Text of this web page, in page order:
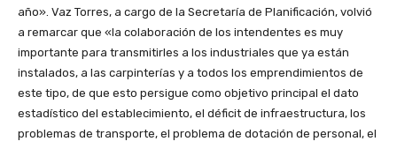
año». Vaz Torres, a cargo de la Secretaría de Planificación, volvió
a remarcar que «la colaboración de los intendentes es muy
importante para transmitirles a los industriales que ya están
instalados, a las carpinterías y a todos los emprendimientos de
este tipo, de que esto persigue como objetivo principal el dato
estadístico del establecimiento, el déficit de infraestructura, los
problemas de transporte, el problema de dotación de personal, el